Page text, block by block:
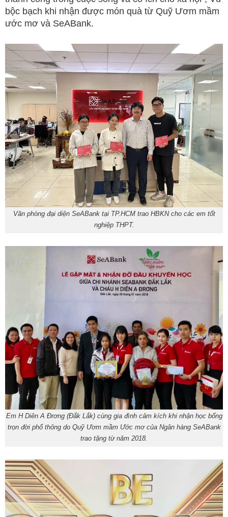
bộc bạch khi nhận được món quà từ Quỹ Ươm mầm
ước mơ và SeABank.
Văn phòng đại diện SeABank tại TP.HCM trao HBKN cho các em tốt
nghiệp THPT.
Em H Diên A Đrơng (Đắk Lắk) cùng gia đình cảm kích khi nhận học bổng
trọn đời phổ thông do Quỹ Ươm mầm Ước mơ của Ngân hàng SeABank
trao tặng từ năm 2018.